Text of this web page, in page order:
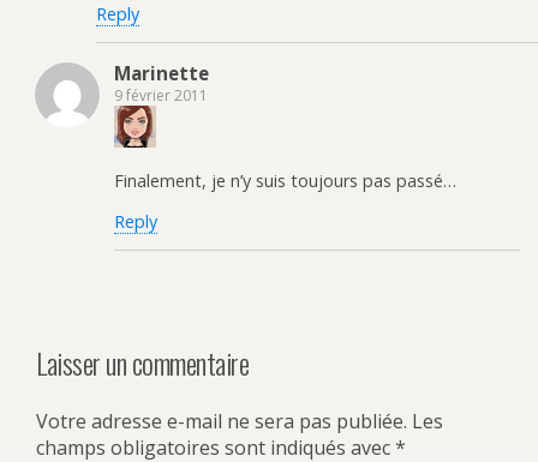
Reply
Marinette
9 février 2011
Finalement, je n’y suis toujours pas passé…
Reply
Laisser un commentaire
Votre adresse e-mail ne sera pas publiée. Les
champs obligatoires sont indiqués avec*